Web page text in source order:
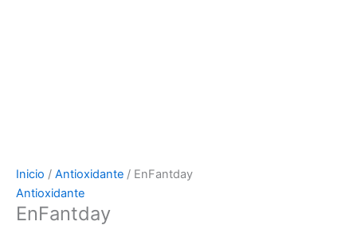
Inicio / Antioxidante / EnFantday
Antioxidante
EnFantday